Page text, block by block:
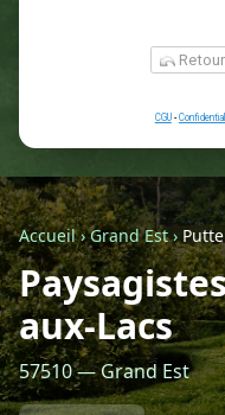
CGU-
Accueil›Grand Est›
aux-Lacs
57510 — Grand Est